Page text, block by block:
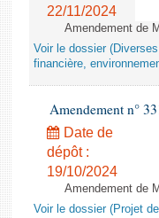
22/11/2024
Amendement de
Voir le dossier
financière,
Amendement n°
Date de
dépôt :
19/10/2024
Amendement de
Voir le dossier (Projet